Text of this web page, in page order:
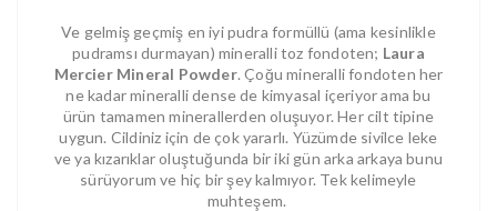
Ve gelmiş geçmiş en iyi pudra formüllü (ama kesinlikle
pudramsı durmayan) mineralli toz fondoten; Laura
Mercier Mineral Powder. Çoğu mineralli fondoten her
ne kadar mineralli dense de kimyasal içeriyor ama bu
ürün tamamen minerallerden oluşuyor. Her cilt tipine
uygun. Cildiniz için de çok yararlı. Yüzümde sivilce leke
ve ya kızarıklar oluştuğunda bir iki gün arka arkaya bunu
sürüyorum ve hiç bir şey kalmıyor. Tek kelimeyle
muhteşem.